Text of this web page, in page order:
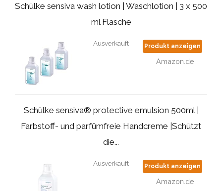
Schülke sensiva wash lotion | Waschlotion | 3 x 500
ml Flasche
Ausverkauft Produkt anzeigen
Amazon.de
Schülke sensiva® protective emulsion 500ml |
Farbstoff- und parfümfreie Handcreme |Schützt
die...
Ausverkauft Produkt anzeigen
Amazon.de